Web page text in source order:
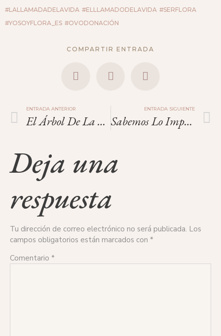
#LALLAMADADELAVIDA #ELLLAMADODELAVIDA #SERFLORA
#YOSOYFLORA_ES #OVODONACIÓN
COMPARTIR ENTRADA
ENTRADA ANTERIOR
El Árbol De La Vida
ENTRADA SIGUIENTE
Sabemos Lo Importante.
Deja una
respuesta
Tu dirección de correo electrónico no será publicada. Los
campos obligatorios están marcados con *
Comentario *